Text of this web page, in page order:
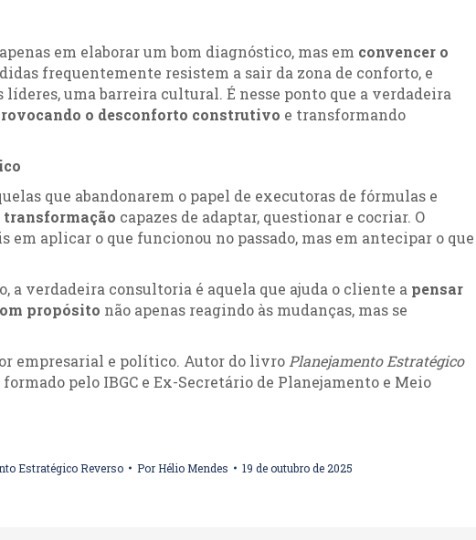
em elaborar um bom diagnóstico, mas em convencer o
frequentemente resistem a sair da zona de conforto, e
uma barreira cultural. É nesse ponto que a verdadeira
o desconforto construtivo e transformando
que abandonarem o papel de executoras de fórmulas e
transformação capazes de adaptar, questionar e cocriar. O
aplicar o que funcionou no passado, mas em antecipar o que
a verdadeira consultoria é aquela que ajuda o cliente a pensar
propósito não apenas reagindo às mudanças, mas se
empresarial e político. Autor do livro Planejamento Estratégico
pelo IBGC e Ex-Secretário de Planejamento e Meio
Estratégico Reverso PorHélio Mendes 19 de outubro de 2025